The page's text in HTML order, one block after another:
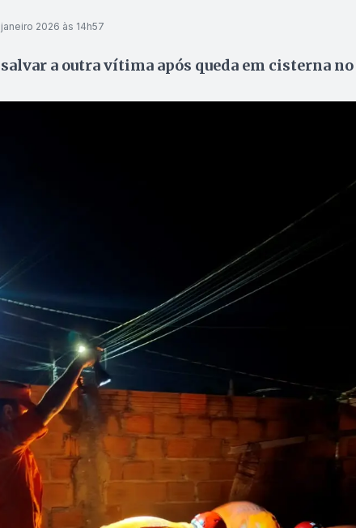
janeiro 2026 às 14h57
a outra vítima após queda em cisterna